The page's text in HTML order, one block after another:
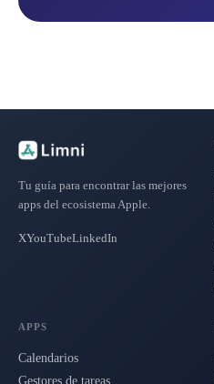
Tu guía para encontrar las mejores
apps del ecosistema Apple.
XYouTubeLinkedIn
APPS
Calendarios
Gestores de tareas